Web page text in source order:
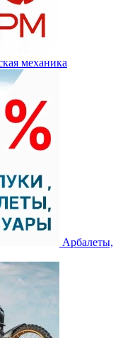
механика
Арбалеты,